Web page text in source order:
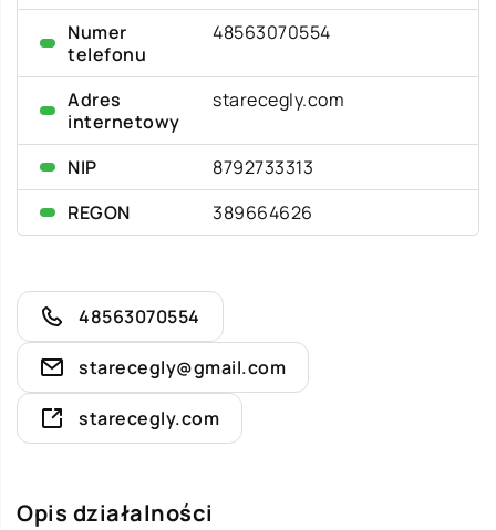
Numer
telefonu
48563070554
Adres
internetowy
starecegly.com
NIP
8792733313
REGON
389664626
48563070554
starecegly@gmail.com
starecegly.com
Opis działalności